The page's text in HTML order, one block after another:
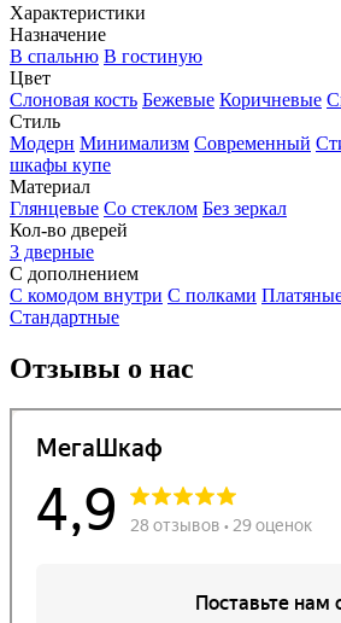
Характеристики
Назначение
В спальню В гостиную
Цвет
Слоновая кость Бежевые Коричневые
Стиль
Модерн Минимализм Современный
шкафы купе
Материал
Глянцевые Со стеклом Без зеркал
Кол-во дверей
3 дверные
С дополнением
С комодом внутри С полками
Стандартные
Отзывы о нас